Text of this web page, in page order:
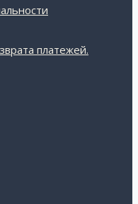
платежей.